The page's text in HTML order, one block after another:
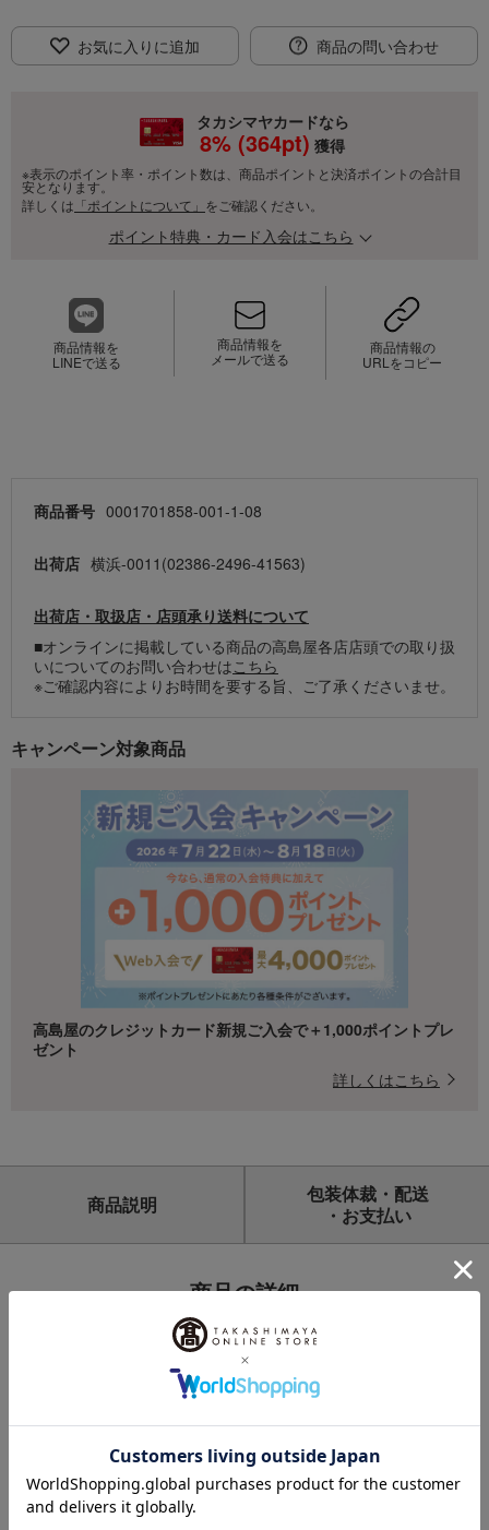
お気に入りに追加 商品の問い合わせ
タカシマヤカードなら
8% (364pt) 獲得
※表示のポイント率・ポイント数は、商品ポイントと決済ポイントの合計目
安となります。
詳しくは 「ポイントについて」 をご確認ください。
ポイント特典・カード入会はこちら
商品情報を
LINEで送る
商品情報を
メールで送る
商品情報の
URLをコピー
商品番号 0001701858-001-1-08
出荷店 横浜-0011(02386-2496-41563)
出荷店・取扱店・店頭承り送料について
■オンラインに掲載している商品の高島屋各店店頭での取り扱
いについてのお問い合わせはこちら
※ご確認内容によりお時間を要する旨、ご了承くださいませ。
キャンペーン対象商品
高島屋のクレジットカード新規ご入会で＋1,000ポイントプレ
ゼント
詳しくはこちら
商品説明
包装体裁・配送
・お支払い
商品の詳細
小鉢（大）：（約）径12.3cm、小鉢（小）：（約）径8.5c
磁器